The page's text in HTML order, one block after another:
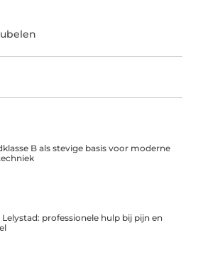
B als stevige basis voor moderne
Lelystad: professionele hulp bij pijn en